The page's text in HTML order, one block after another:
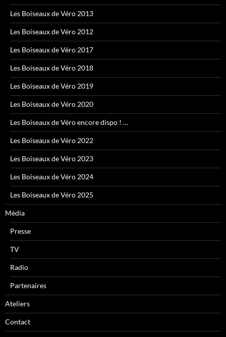
Les Boiseaux de Véro 2013
Les Boiseaux de Véro 2012
Les Boiseaux de Véro 2017
Les Boiseaux de Véro 2018
Les Boiseaux de Véro 2019
Les Boiseaux de Véro 2020
Les Boiseaux de Véro encore dispo ! …
Les Boiseaux de Véro 2022
Les Boiseaux de Véro 2023
Les Boiseaux de Véro 2024
Les Boiseaux de Véro 2025
Média
Presse
TV
Radio
Partenaires
Ateliers
Contact